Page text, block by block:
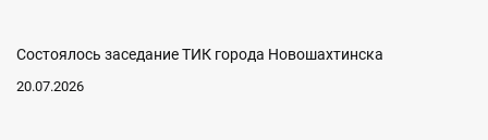
Состоялось заседание ТИК города Новошахтинска
20.07.2026